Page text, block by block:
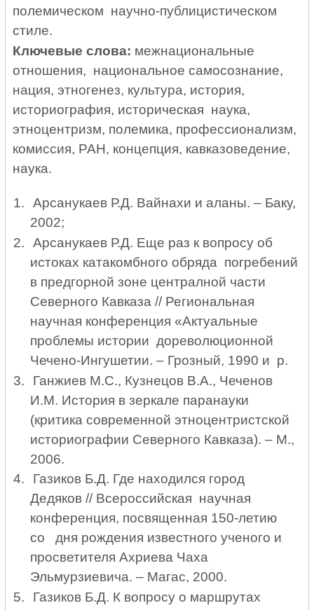
полемическом научно-публицистическом
стиле.
Ключевые слова: межнациональные
отношения, национальное самосознание,
нация, этногенез, культура, история,
историография, историческая наука,
этноцентризм, полемика, профессионализм,
комиссия, РАН, концепция, кавказоведение,
наука.
1.
Арсанукаев Р.Д. Вайнахи и аланы. – Баку,
2002;
2.
Арсанукаев Р.Д. Еще раз к вопросу об
истоках катакомбного обряда погребений
в предгорной зоне централной части
Северного Кавказа // Региональная
научная конференция «Актуальные
проблемы истории дореволюционной
Чечено-Ингушетии. – Грозный, 1990 и р.
3.
Ганжиев М.С., Кузнецов В.А., Чеченов
И.М. История в зеркале паранауки
(критика современной этноцентристской
историографии Северного Кавказа). – М.,
2006.
4.
Газиков Б.Д. Где находился город
Дедяков // Всероссийская научная
конференция, посвященная 150-летию
со дня рождения известного ученого и
просветителя Ахриева Чаха
Эльмурзиевича. – Магас, 2000.
5.
Газиков Б.Д. К вопросу о маршрутах